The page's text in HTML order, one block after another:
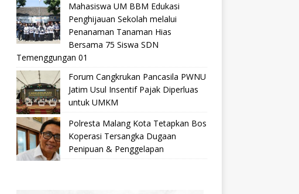
Mahasiswa UM BBM Edukasi
Penghijauan Sekolah melalui
Penanaman Tanaman Hias
Bersama 75 Siswa SDN
Temenggungan 01
Forum Cangkrukan Pancasila PWNU
Jatim Usul Insentif Pajak Diperluas
untuk UMKM
Polresta Malang Kota Tetapkan Bos
Koperasi Tersangka Dugaan
Penipuan & Penggelapan